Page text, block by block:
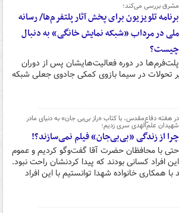
مشرق بررسی می‌کند؛
برنامه تلویزیون برای پخش آثار پلتفرم‌ها/ رسانه
ملی در مرداب «شبکه نمایش خانگی» به دنبال
چیست؟
پلت‌فرم‌ها در دوره فعالیت‌هایشان پس از دوران
تحولات در سیما بازوی کمکی جادوی جعلی شبکه
در هفته دفاع‌مقدس، با کتاب «راز ‌بی‌بی جان» به دنیای مادر
شهیدان علم‌الهدی سری زدیم؛
چرا از زندگی «بی‌بی‌جان» فیلم نمی‌سازند؟!
حتی با محافظان حضرت آقا گفت‌وگو کردیم و عموم
این افراد کسانی بودند که پیدا کردنشان راحت نبود.
همکاری خانواده شهدا توانستیم با این افراد